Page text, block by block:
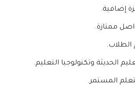
إضافية.
ممتازة.
الطلاب.
الحديثة وتكنولوجيا التعليم.
المستمر.